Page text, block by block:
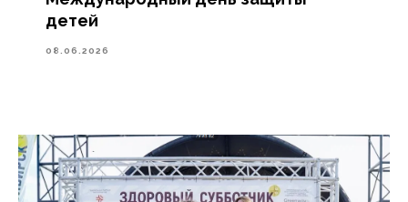
детей
08.06.2026